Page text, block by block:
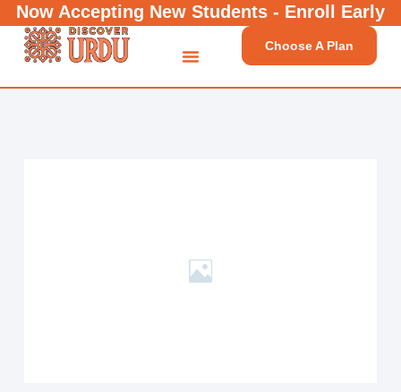
Now Accepting New Students - Enroll Early
Choose A Plan